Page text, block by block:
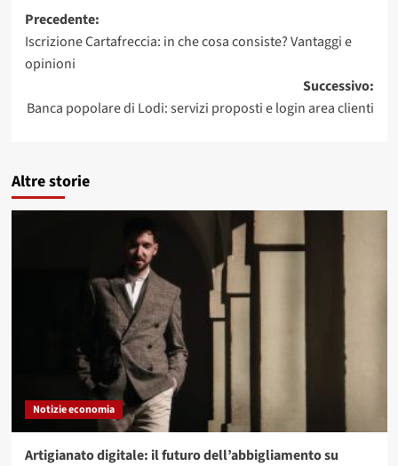
Navigazione
articolo
Precedente:
Iscrizione Cartafreccia: in che cosa consiste? Vantaggi e
opinioni
Successivo:
Banca popolare di Lodi: servizi proposti e login area clienti
Altre storie
Notizie economia
Artigianato digitale: il futuro dell’abbigliamento su